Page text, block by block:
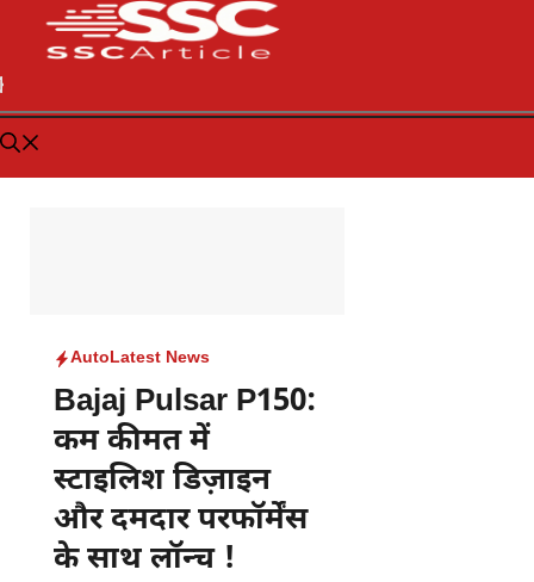
AutoLatest News
Bajaj Pulsar P150:
कम कीमत में
स्टाइलिश डिज़ाइन
और दमदार परफॉर्मेंस
के साथ लॉन्च !